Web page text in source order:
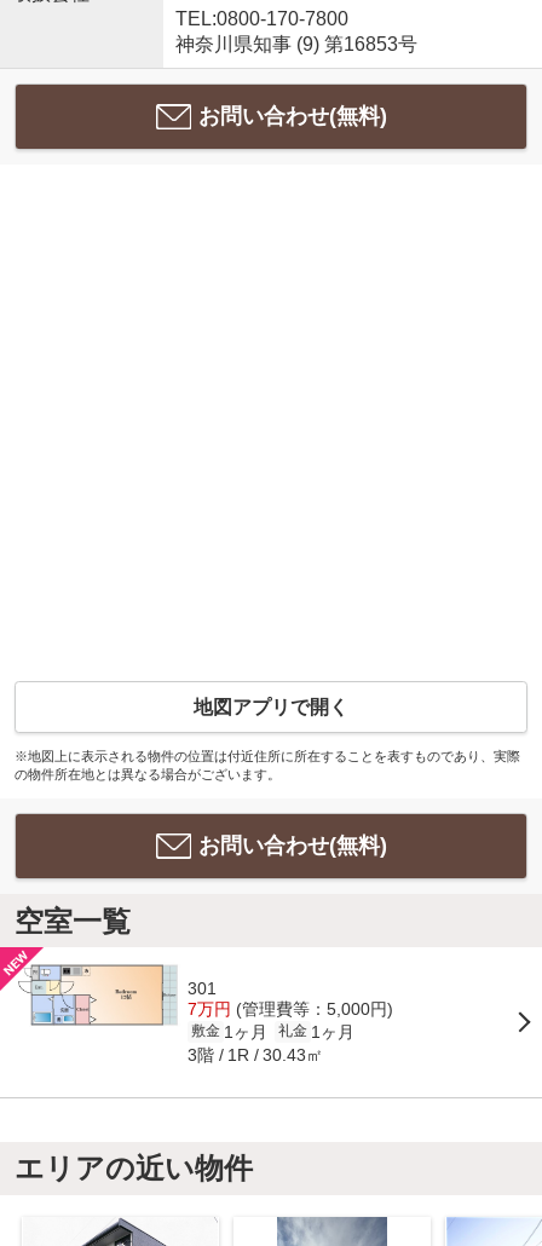
TEL:0800-170-7800
神奈川県知事 (9) 第16853号
お問い合わせ(無料)
地図アプリで開く
※地図上に表示される物件の位置は付近住所に所在することを表すものであり、実際
の物件所在地とは異なる場合がございます。
お問い合わせ(無料)
空室一覧
301
7万円 (管理費等：5,000円)
敷金 1ヶ月 礼金 1ヶ月
3階 1R 30.43㎡
エリアの近い物件